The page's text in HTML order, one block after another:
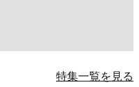
特集一覧を見る